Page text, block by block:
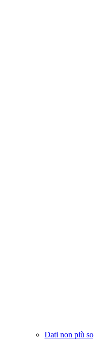
Dati non più